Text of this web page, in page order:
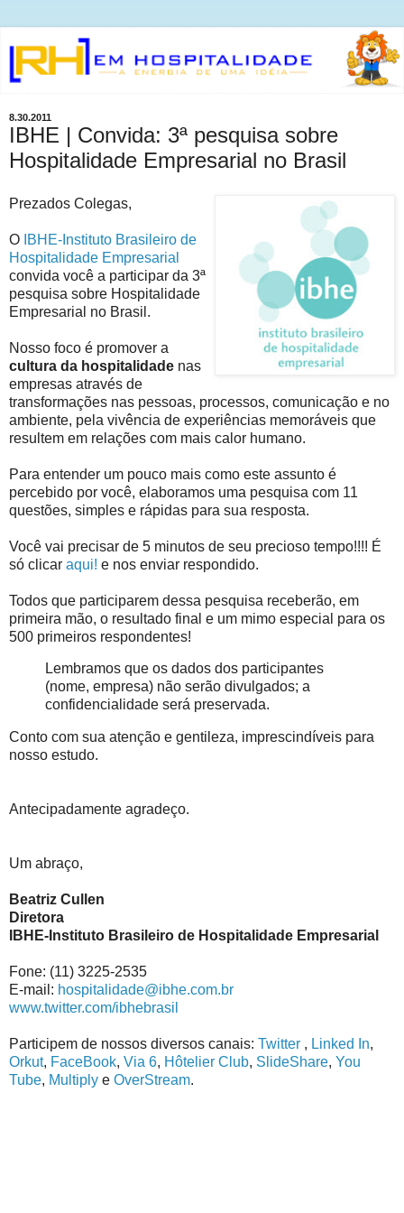
8.30.2011
IBHE | Convida: 3ª pesquisa sobre
Hospitalidade Empresarial no Brasil
Prezados Colegas,
O IBHE-Instituto Brasileiro de
Hospitalidade Empresarial
convida você a participar da 3ª
pesquisa sobre Hospitalidade
Empresarial no Brasil.
Nosso foco é promover a
cultura da hospitalidade nas
empresas através de
transformações nas pessoas, processos, comunicação e no
ambiente, pela vivência de experiências memoráveis que
resultem em relações com mais calor humano.
Para entender um pouco mais como este assunto é
percebido por você, elaboramos uma pesquisa com 11
questões, simples e rápidas para sua resposta.
Você vai precisar de 5 minutos de seu precioso tempo!!!! É
só clicar aqui! e nos enviar respondido.
Todos que participarem dessa pesquisa receberão, em
primeira mão, o resultado final e um mimo especial para os
500 primeiros respondentes!
Lembramos que os dados dos participantes
(nome, empresa) não serão divulgados; a
confidencialidade será preservada.
Conto com sua atenção e gentileza, imprescindíveis para
nosso estudo.
Antecipadamente agradeço.
Um abraço,
Beatriz Cullen
Diretora
IBHE-Instituto Brasileiro de Hospitalidade Empresarial
Fone: (11) 3225-2535
E-mail: hospitalidade@ibhe.com.br
www.twitter.com/ibhebrasil
Participem de nossos diversos canais: Twitter , Linked In,
Orkut, FaceBook, Via 6, Hôtelier Club, SlideShare, You
Tube, Multiply e OverStream.